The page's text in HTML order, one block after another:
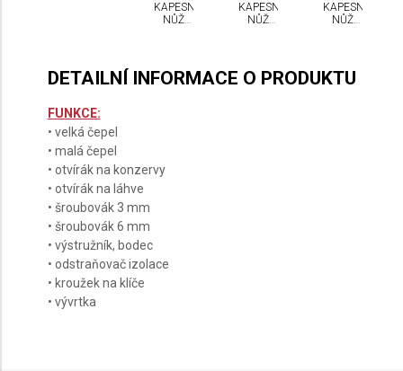
KAPESNÍ
NŮŽ
KAPESNÍ
NŮŽ
KAPESNÍ
NŮŽ
DETAILNÍ INFORMACE O PRODUKTU
FUNKCE:
• velká čepel
• malá čepel
• otvírák na konzervy
• otvírák na láhve
• šroubovák 3 mm
• šroubovák 6 mm
• výstružník, bodec
• odstraňovač izolace
• kroužek na klíče
• vývrtka